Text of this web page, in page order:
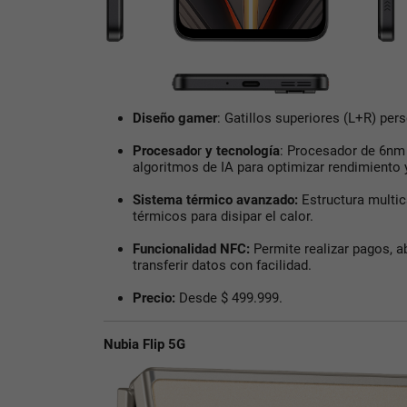
Diseño gamer: Gatillos superiores (L+R)
Procesador y tecnología: Procesador de
algoritmos de IA para optimizar rendimiento
Sistema térmico avanzado: Estructura
térmicos para disipar el calor.
Funcionalidad NFC: Permite realizar pagos,
transferir datos con facilidad.
Precio: Desde $ 499.999.
Nubia Flip 5G